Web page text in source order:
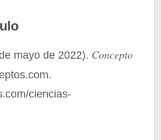
mayo de 2022). Concepto
ciencias-